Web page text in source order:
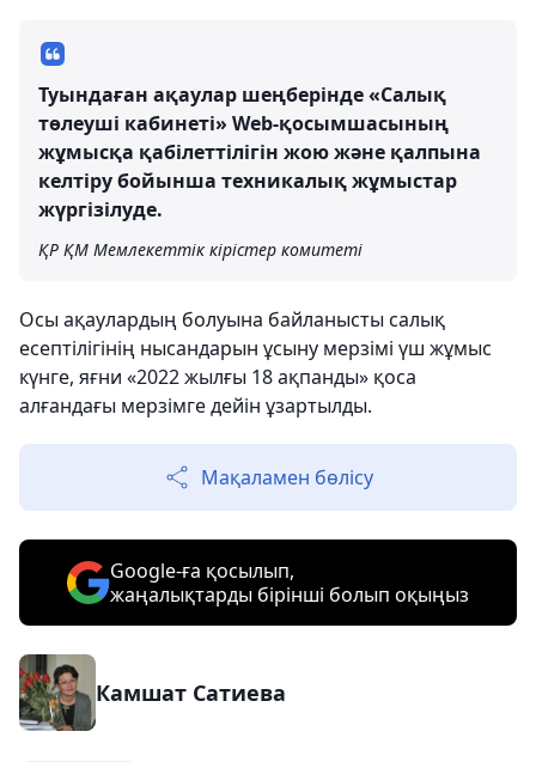
Туындаған ақаулар шеңберінде «Салық
төлеуші кабинеті» Web-қосымшасының
жұмысқа қабілеттілігін жою және қалпына
келтіру бойынша техникалық жұмыстар
жүргізілуде.
ҚР ҚМ Мемлекеттік кірістер комитеті
Осы ақаулардың болуына байланысты салық
есептілігінің нысандарын ұсыну мерзімі үш жұмыс
күнге, яғни «2022 жылғы 18 ақпанды» қоса
алғандағы мерзімге дейін ұзартылды.
Мақаламен бөлісу
Google-ға қосылып,
жаңалықтарды бірінші болып оқыңыз
Камшат Сатиева